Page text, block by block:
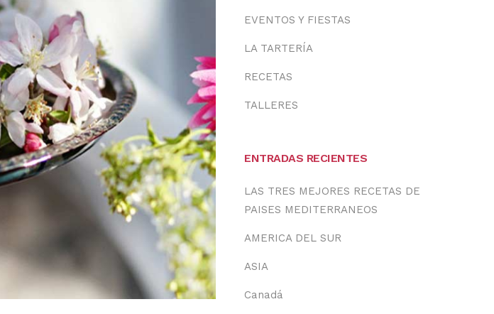
EVENTOS Y FIESTAS
LA TARTERÍA
RECETAS
TALLERES
ENTRADAS RECIENTES
LAS TRES MEJORES RECETAS DE
PAISES MEDITERRANEOS
AMERICA DEL SUR
ASIA
Canadá